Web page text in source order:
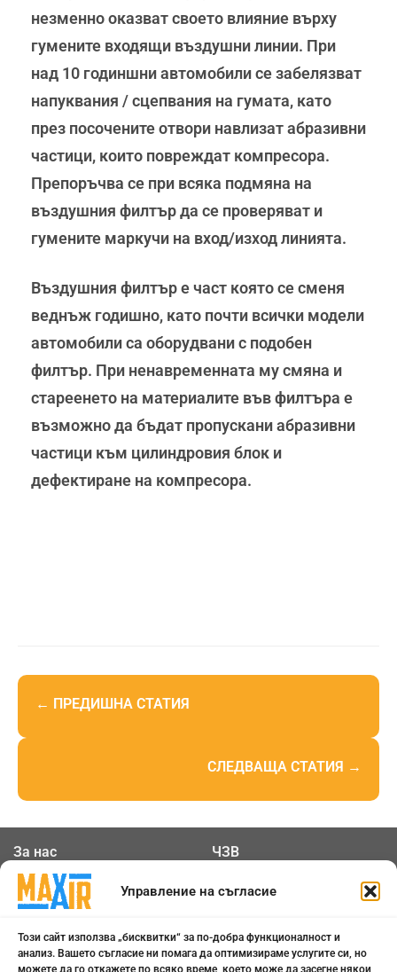
Управление на съгласие
Този сайт използва „бисквитки“ за по-добра функционалност и
анализ. Вашето съгласие ни помага да оптимизираме услугите си, но
можете да го откажете по всяко време, което може да засегне някои
незменно оказват своето влияние върху
гумените входящи въздушни линии. При
над 10 годиншни автомобили се забелязват
напуквания / сцепвания на гумата, като
през посочените отвори навлизат абразивни
частици, които повреждат компресора.
Препоръчва се при всяка подмяна на
въздушния филтър да се проверяват и
гумените маркучи на вход/изход линията.
Въздушния филтър е част която се сменя
веднъж годишно, като почти всички модели
автомобили са оборудвани с подобен
филтър. При ненавременната му смяна и
стареенето на материалите във филтъра е
възможно да бъдат пропускани абразивни
частици към цилиндровия блок и
дефектиране на компресора.
← ПРЕДИШНА СТАТИЯ
СЛЕДВАЩА СТАТИЯ →
За нас
Общи условия
поверителност
ЧЗВ
Контакти